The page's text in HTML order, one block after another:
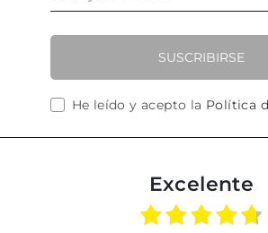
SUSCRIBIRSE
He leído y acepto la Política
Excelente